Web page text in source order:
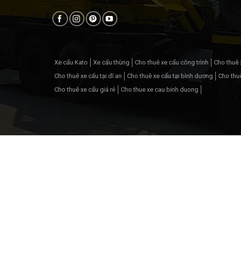
Xe cẩu Kato Xe cẩu thùng Cho thuê xe cẩu công trình Cho thuê
Cho thuê xe cẩu tại dĩ an
Cho thuê xe cẩu tại bình dương Cho
Cho thuê xe cẩu giá rẻ
Cho thue xe cau binh duong